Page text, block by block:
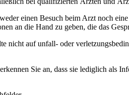
einen Besuch beim Arzt noch
an die Hand zu geben, die das
nicht auf unfall- oder
Sie an, dass sie lediglich als